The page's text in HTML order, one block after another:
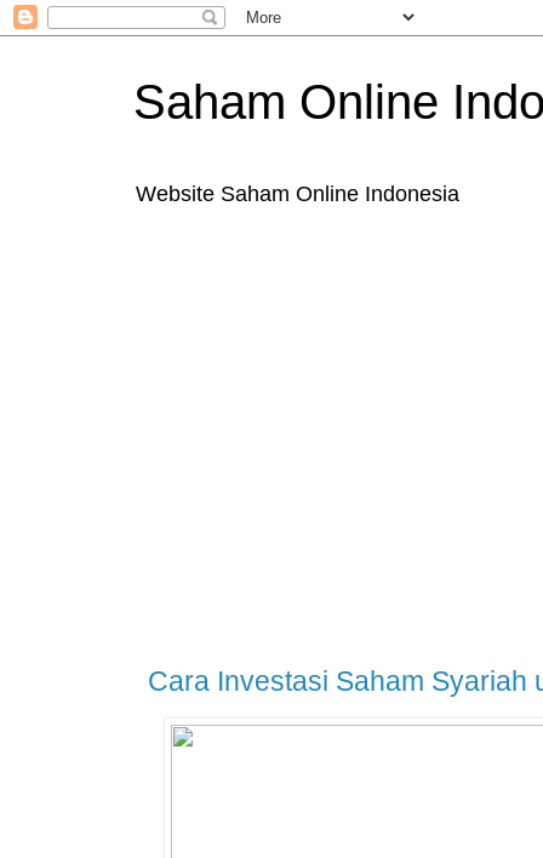
Saham Online
Website Saham Online Indonesia
Cara Investasi Saham Syariah